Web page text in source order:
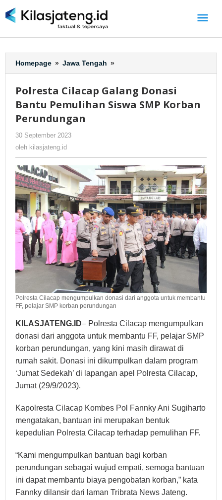
ke
Homepage » Jawa Tengah »
Cilacap
Donasi
Bantu
Perundungan
Polresta Cilacap Galang Donasi
Bantu Pemulihan Siswa SMP Korban
Perundungan
30 September 2023
oleh kilasjateng.id
Polresta Cilacap mengumpulkan donasi dari anggota untuk membantu
FF, pelajar SMP korban perundungan
KILASJATENG.ID– Polresta Cilacap mengumpulkan
donasi dari anggota untuk membantu FF, pelajar SMP
korban perundungan, yang kini masih dirawat di
rumah sakit. Donasi ini dikumpulkan dalam program
‘Jumat Sedekah’ di lapangan apel Polresta Cilacap,
Jumat (29/9/2023).
Kapolresta Cilacap Kombes Pol Fannky Ani Sugiharto
mengatakan, bantuan ini merupakan bentuk
kepedulian Polresta Cilacap terhadap pemulihan FF.
“Kami mengumpulkan bantuan bagi korban
perundungan sebagai wujud empati, semoga bantuan
ini dapat membantu biaya pengobatan korban,” kata
Fannky dilansir dari laman Tribrata News Jateng.